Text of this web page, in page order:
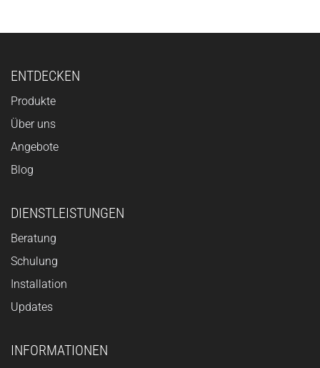
ENTDECKEN
Produkte
Über uns
Angebote
Blog
DIENSTLEISTUNGEN
Beratung
Schulung
Installation
Updates
INFORMATIONEN